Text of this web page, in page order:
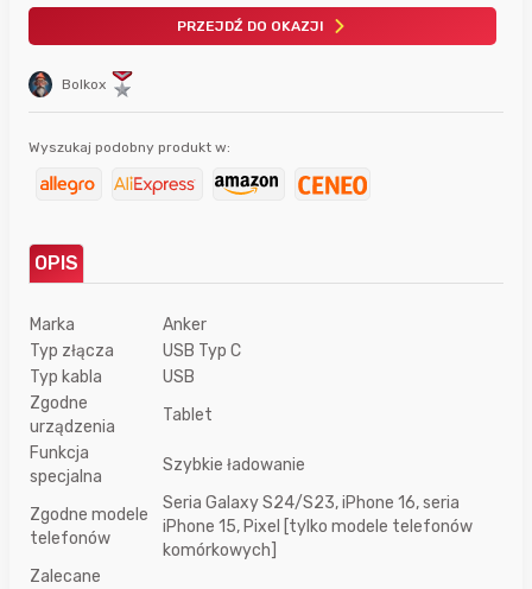
Bolkox
PRZEJDŹ DO OKAZJI
Wyszukaj podobny produkt w:
OPIS
Marka
Anker
Typ złącza
USB Typ C
Typ kabla
USB
Zgodne
urządzenia
Tablet
Funkcja
specjalna
Szybkie ładowanie
Zgodne modele
telefonów
Seria Galaxy S24/S23, iPhone 16, seria
iPhone 15, Pixel [tylko modele telefonów
komórkowych]
Zalecane